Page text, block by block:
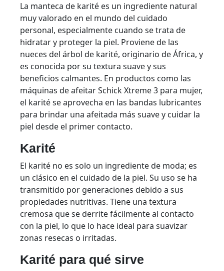
La manteca de karité es un ingrediente natural
muy valorado en el mundo del cuidado
personal, especialmente cuando se trata de
hidratar y proteger la piel. Proviene de las
nueces del árbol de karité, originario de África, y
es conocida por su textura suave y sus
beneficios calmantes. En productos como las
máquinas de afeitar Schick Xtreme 3 para mujer,
el karité se aprovecha en las bandas lubricantes
para brindar una afeitada más suave y cuidar la
piel desde el primer contacto.
Karité
El karité no es solo un ingrediente de moda; es
un clásico en el cuidado de la piel. Su uso se ha
transmitido por generaciones debido a sus
propiedades nutritivas. Tiene una textura
cremosa que se derrite fácilmente al contacto
con la piel, lo que lo hace ideal para suavizar
zonas resecas o irritadas.
Karité para qué sirve